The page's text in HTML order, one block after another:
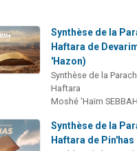
Synthèse de la
Haftara de
'Hazon)
Synthèse de la
Haftara
Moshé 'Haïm SEBBAH
Synthèse de la
Haftara de Pin'has